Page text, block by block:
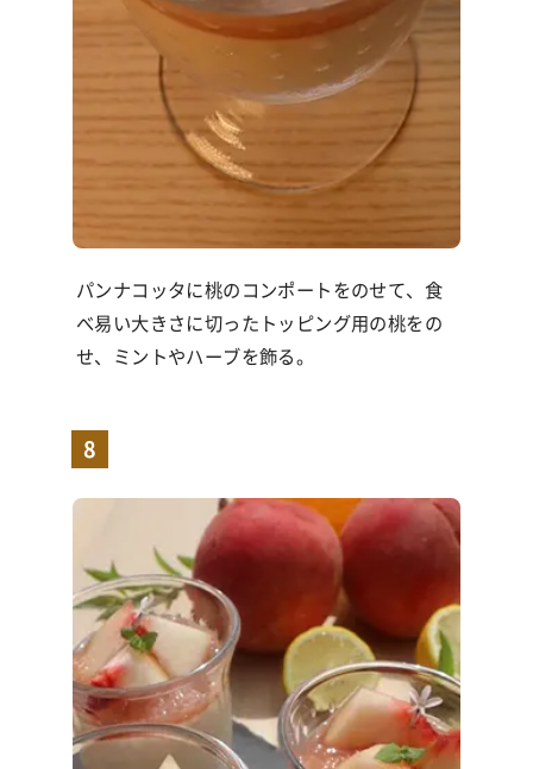
パンナコッタに桃のコンポートをのせて、食
べ易い大きさに切ったトッピング用の桃をの
せ、ミントやハーブを飾る。
8